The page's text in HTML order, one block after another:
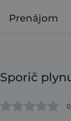
Prenájom
Sporič